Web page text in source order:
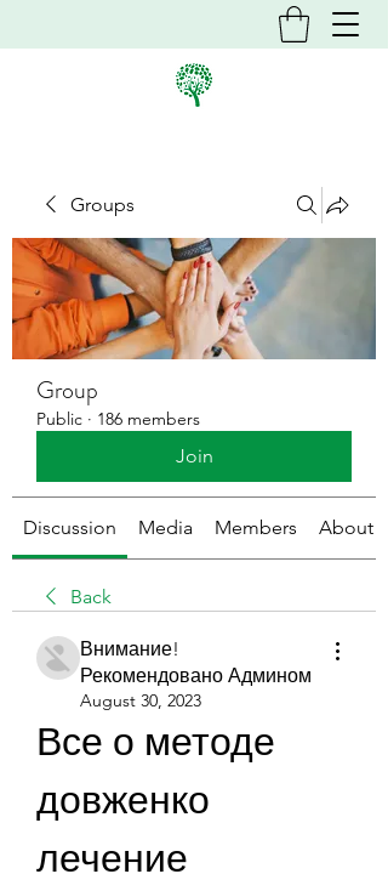
Groups
Group
Public · 186 members
Join
Discussion Media Members About
Back
Внимание!
Рекомендовано Админом
August 30, 2023
Все о методе
довженко
лечение